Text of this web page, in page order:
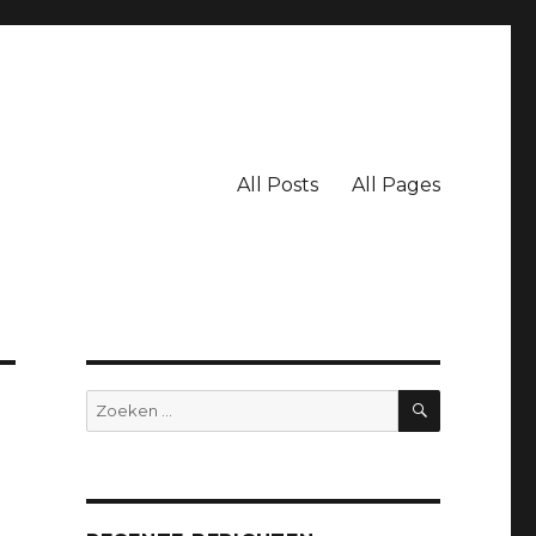
All Posts All Pages
Zoeken
naar:
ZOEKEN